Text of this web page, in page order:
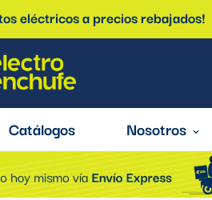
eléctricos a precios rebajados!
Catálogos Nosotros